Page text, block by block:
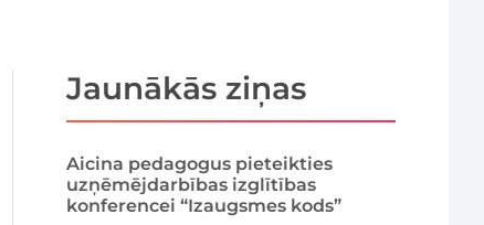
Jaunākās ziņas
Aicina pedagogus pieteikties
uzņēmējdarbības izglītības
konferencei “Izaugsmes kods”